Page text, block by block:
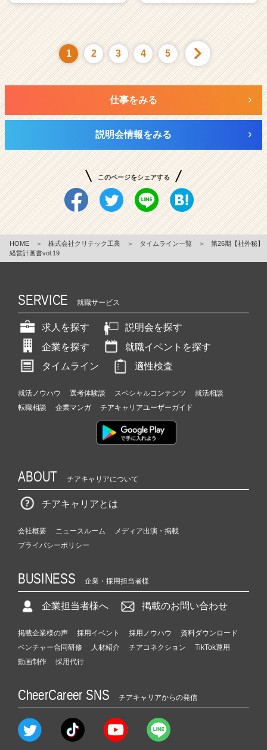
1 2 3 4 5
仕事をみる
説明会情報をみる
このページをシェアする
HOME ＞ 株式会社クリテック工業 ＞ タイムライン一覧 ＞
第26期【社外秘】
経営計画書vol.19
SERVICE 就職サービス
求人を探す
説明会を探す
企業を探す
就職イベントを探す
タイムライン
適性検査
就活ノウハウ 選考体験談 スペシャルコンテンツ
就活相談
転職相談
企業マンガ チアキャリアユーザーガイド
ABOUT チアキャリアについて
チアキャリアとは
会社概要 ニュースルーム
メディア出演・掲載
プライバシーポリシー
BUSINESS 企業・採用担当者様
企業担当者様へ 掲載のお問い合わせ
掲載企業様の声 採用イベント 採用ノウハウ
資料ダウンロード
ベンチャー合同研修
人材紹介 チアコネクション
TikTok運用
動画制作
採用代行
CheerCareer SNS チアキャリアからの発信